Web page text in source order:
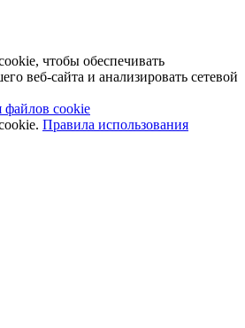
чтобы обеспечивать
веб-сайта и анализировать сетевой
файлов cookie
Правила использования